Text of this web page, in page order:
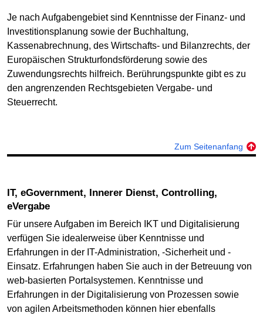
Je nach Aufgabengebiet sind Kenntnisse der Finanz- und
Investitionsplanung sowie der Buchhaltung,
Kassenabrechnung, des Wirtschafts- und Bilanzrechts, der
Europäischen Strukturfondsförderung sowie des
Zuwendungsrechts hilfreich. Berührungspunkte gibt es zu
den angrenzenden Rechtsgebieten Vergabe- und
Steuerrecht.
Zum Seitenanfang
IT, eGovernment, Innerer Dienst, Controlling,
eVergabe
Für unsere Aufgaben im Bereich IKT und Digitalisierung
verfügen Sie idealerweise über Kenntnisse und
Erfahrungen in der IT-Administration, -Sicherheit und -
Einsatz. Erfahrungen haben Sie auch in der Betreuung von
web-basierten Portalsystemen. Kenntnisse und
Erfahrungen in der Digitalisierung von Prozessen sowie
von agilen Arbeitsmethoden können hier ebenfalls